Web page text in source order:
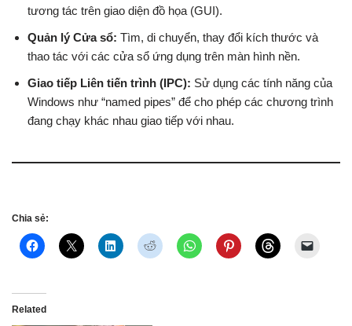
tương tác trên giao diện đồ họa (GUI).
Quản lý Cửa sổ: Tìm, di chuyển, thay đổi kích thước và
thao tác với các cửa sổ ứng dụng trên màn hình nền.
Giao tiếp Liên tiến trình (IPC): Sử dụng các tính năng của
Windows như “named pipes” để cho phép các chương trình
đang chạy khác nhau giao tiếp với nhau.
Chia sẻ:
Related